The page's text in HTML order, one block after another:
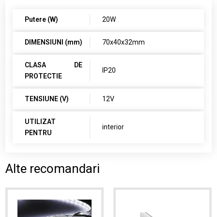
Putere (W) 20W
DIMENSIUNI (mm) 70x40x32mm
CLASA DE
PROTECTIE
IP20
TENSIUNE (V) 12V
UTILIZAT
PENTRU
interior
Alte recomandari